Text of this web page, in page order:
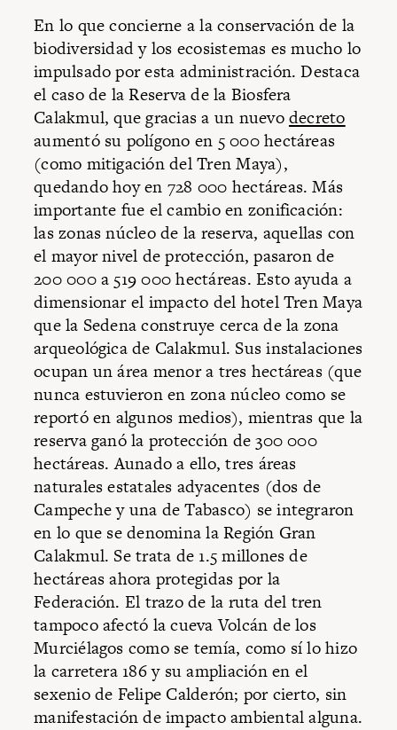
En lo que concierne a la conservación de la
biodiversidad y los ecosistemas es mucho lo
impulsado por esta administración. Destaca
el caso de la Reserva de la Biosfera
Calakmul, que gracias a un nuevodecreto
aumentó su polígono en 5 000 hectáreas
(como mitigación del Tren Maya),
quedando hoy en 728 000 hectáreas. Más
importante fue el cambio en zonificación:
las zonas núcleo de la reserva, aquellas con
el mayor nivel de protección, pasaron de
200 000 a 519 000 hectáreas. Esto ayuda a
dimensionar el impacto del hotel Tren Maya
que la Sedena construye cerca de la zona
arqueológica de Calakmul. Sus instalaciones
ocupan un área menor a tres hectáreas (que
nunca estuvieron en zona núcleo como se
reportó en algunos medios), mientras que la
reserva ganó la protección de 300 000
hectáreas. Aunado a ello, tres áreas
naturales estatales adyacentes (dos de
Campeche y una de Tabasco) se integraron
en lo que se denomina la Región Gran
Calakmul. Se trata de 1.5 millones de
hectáreas ahora protegidas por la
Federación. El trazo de la ruta del tren
tampoco afectó la cueva Volcán de los
Murciélagos como se temía, como sí lo hizo
la carretera 186 y su ampliación en el
sexenio de Felipe Calderón; por cierto, sin
manifestación de impacto ambiental alguna.